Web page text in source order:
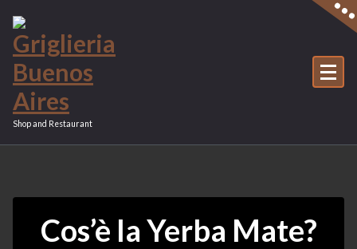
contenuto
Shop and Restaurant
Cos’è la Yerba Mate?